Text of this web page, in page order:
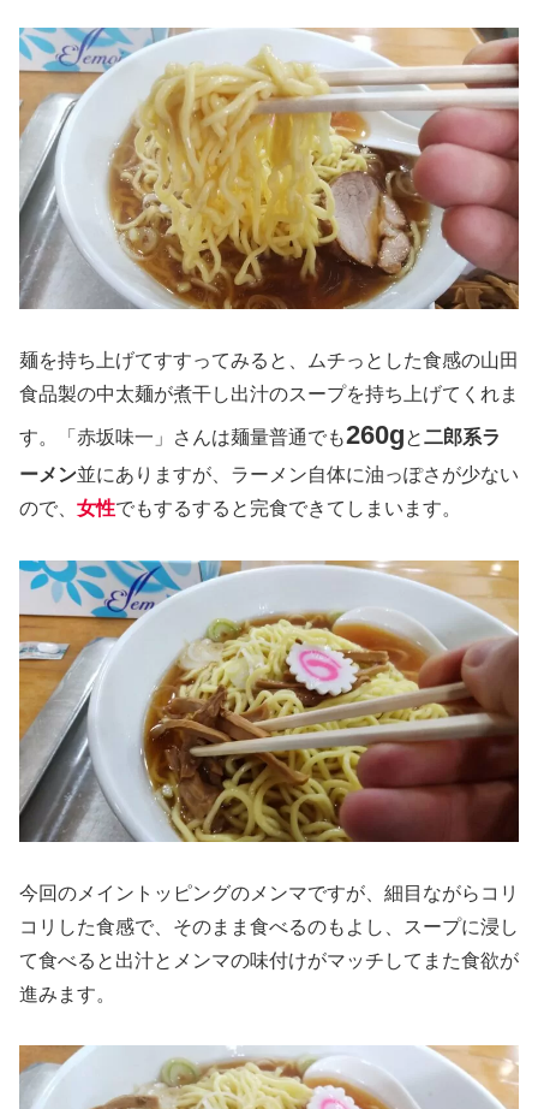
麺を持ち上げてすすってみると、ムチっとした食感の山田
食品製の中太麺が煮干し出汁のスープを持ち上げてくれま
す。「赤坂味一」さんは麺量普通でも260gと二郎系ラ
ーメン並にありますが、ラーメン自体に油っぽさが少ない
ので、 女性でもするすると完食できてしまいます。
今回のメイントッピングのメンマですが、細目ながらコリ
コリした食感で、そのまま食べるのもよし、スープに浸し
て食べると出汁とメンマの味付けがマッチしてまた食欲が
進みます。